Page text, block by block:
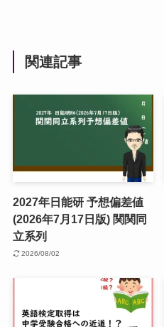
関連記事
2027年日能研 予想偏差値
(2026年7月17日版) 関関同
立系列
2026/08/02